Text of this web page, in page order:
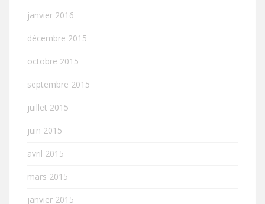
janvier 2016
décembre 2015
octobre 2015
septembre 2015
juillet 2015
juin 2015
avril 2015
mars 2015
janvier 2015